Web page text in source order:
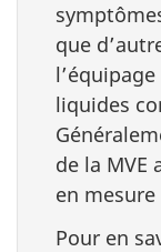
que
liquides
de la MVE
en
Pour en